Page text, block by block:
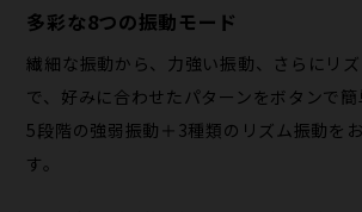
多彩な8つの振動モード
繊細な振動から、力強い振動、さらにリ
で、好みに合わせたパターンをボタンで簡
5段階の強弱振動＋3種類のリズム振動を
す。